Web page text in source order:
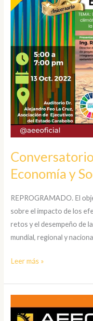
Economía y
REPROGRAMADO. El
sobre el impacto de los
retos y el desempeño de
mundial, regional y
Sociedad
Leer más »
Fedecámaras